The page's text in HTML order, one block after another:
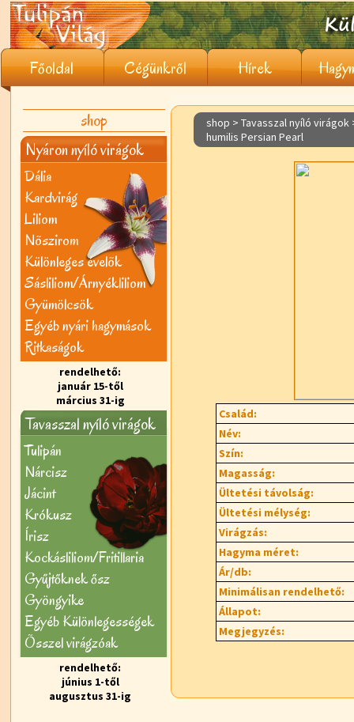
Főoldal Cégünkről Hírek
shop
Nyáron nyíló virágok
Dália
Kardvirág
Liliom
Nõszirom
Különleges évelõk
Sásliliom/Árnyékliliom
Gyümölcsök
Egyéb nyári hagymások
Ritkaságok
rendelhető:
január 15-től
március 31-ig
Tavasszal nyíló virágok
Tulipán
Nárcisz
Jácint
Krókusz
Írisz
Kockásliliom/Fritillaria
Gyűjtőknek ősz
Gyöngyike
Egyéb Különlegességek
Õsszel virágzóak
rendelhető:
június 1-től
augusztus 31-ig
shop > Tavasszal nyíló virágok
humilis Persian Pearl
Család:
Név:
Szín:
Magasság:
Ültetési távolság:
Ültetési mélység:
Virágzás:
Hagyma méret:
Ár/db:
Minimálisan rendelhető:
Állapot:
Megjegyzés: